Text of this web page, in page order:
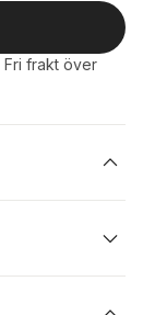
Fri frakt över